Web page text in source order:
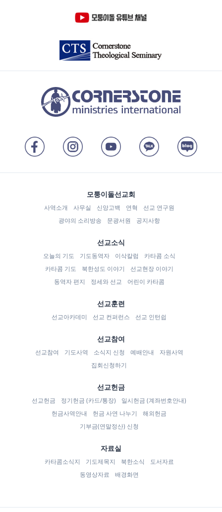
모퉁이돌선교회
사역소개 사무실 신앙고백 연혁
선교 연구원
광야의 소리방송
문광서원 공지사항
선교소식
오늘의 기도 기도동역자 이삭칼럼
카타콤 소식
카타콤 기도
북한성도 이야기
선교현장 이야기
동역자 편지
정세와 선교 어린이 카타콤
선교훈련
선교아카데미 선교 컨퍼런스 선교 인턴쉽
선교참여
선교참여 기도사역 소식지 신청 예배안내
자원사역
집회신청하기
선교헌금
선교헌금 정기헌금 (카드/통장)
일시헌금 (계좌번호안내)
헌금사역안내
헌금 사연 나누기
해외헌금
기부금(연말정산) 신청
자료실
카타콤소식지 기도제목지 북한소식
도서자료
동영상자료
배경화면